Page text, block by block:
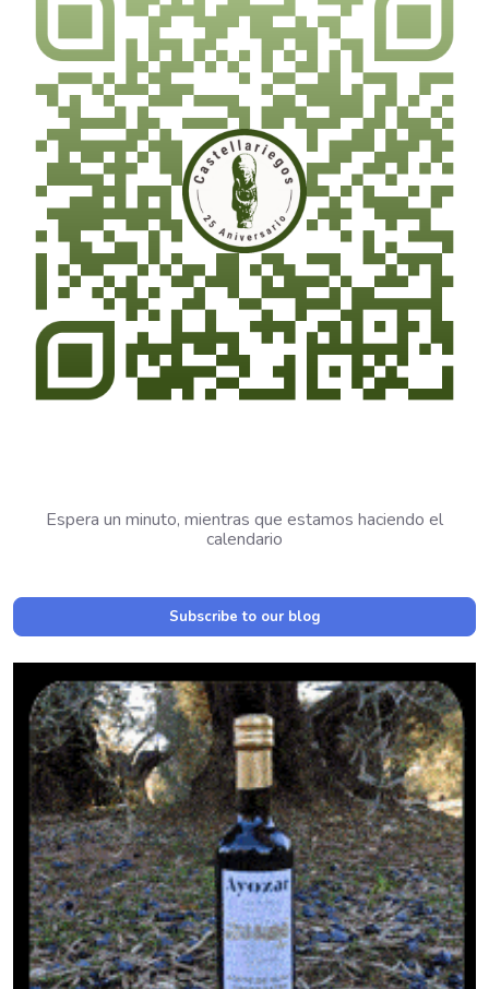
Espera un minuto, mientras que estamos haciendo el
calendario
Subscribe to our blog